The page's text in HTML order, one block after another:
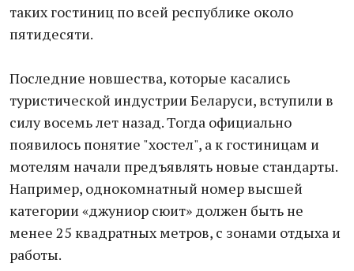
таких гостиниц по всей республике около
пятидесяти.
Последние новшества, которые касались
туристической индустрии Беларуси, вступили в
силу восемь лет назад. Тогда официально
появилось понятие "хостел", а к гостиницам и
мотелям начали предъявлять новые стандарты.
Например, однокомнатный номер высшей
категории «джуниор сюит» должен быть не
менее 25 квадратных метров, с зонами отдыха и
работы.